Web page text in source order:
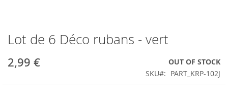
Skip
to
the
beginning
Lot de 6 Déco rubans - vert
2,99 €
OUT OF STOCK
SKU
PART_KRP-102J